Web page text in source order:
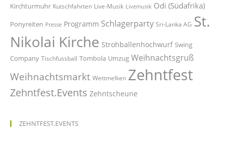
Kirchturmuhr Kutschfahrten Live-Musik Livemusik Odi (Südafrika)
Ponyreiten Presse Programm Schlagerparty Sri-Lanka AG St.
Nikolai Kirche Strohballenhochwurf Swing
Company Tischfussball Tombola Umzug Weihnachtsgruß
Weihnachtsmarkt Wettmelken Zehntfest
Zehntfest.Events Zehntscheune
ZEHNTFEST.EVENTS